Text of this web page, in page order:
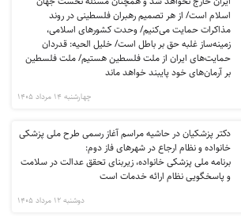
اسلام است/ از هر تصمیم رهبران فلسطینی در روند
مذاکرات حمایت می‌کنیم/ وحدت کشورهای اسلامی،
زمینه‌ساز غلبه حق بر باطل است/ خلیل الحیه: قدردان
حمایت‌های ایران از ملت فلسطین هستیم/ ملت فلسطین
بر آرمان‌های خود پایبند خواهد ماند
چهارشنبه 14 مرداد 1405
دکتر پزشکیان در حاشیه مراسم آغاز رسمی طرح ملی پزشکی
خانواده و نظام ارجاع در شهرهای فاز دوم:
برنامه ملی پزشکی خانواده، زیربنای تحقق عدالت در سلامت
و پاسخگویی نظام ارائه خدمات است
دوشنبه 12 مرداد 1405